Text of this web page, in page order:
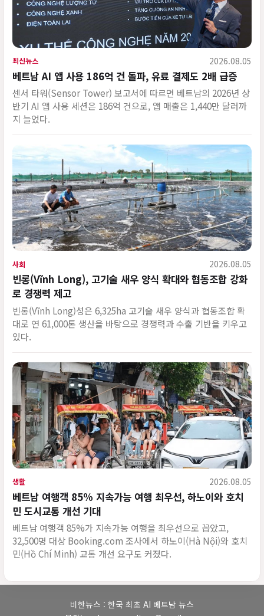
최신뉴스 2026.08.05
베트남 AI 앱 사용 186억 건 돌파, 유료 결제도 2배 급증
센서 타워(Sensor Tower) 보고서에 따르면 베트남의 2026년 상
반기 AI 앱 사용 세션은 186억 건으로, 앱 매출은 1,440만 달러까
지 늘었다.
사회 2026.08.05
빈롱(Vĩnh Long), 고기술 새우 양식 확대와 협동조합 강화
로 경쟁력 제고
빈롱(Vĩnh Long)성은 6,325ha 고기술 새우 양식과 협동조합 확
대로 연 61,000톤 생산을 바탕으로 경쟁력과 수출 기반을 키우고
있다.
생활 2026.08.05
베트남 여행객 85% 지속가능 여행 최우선, 하노이와 호치
민 도시교통 개선 기대
베트남 여행객 85%가 지속가능 여행을 최우선으로 꼽았고,
32,500명 대상 Booking.com 조사에서 하노이(Hà Nội)와 호치
민(Hồ Chí Minh) 교통 개선 요구도 커졌다.
비한뉴스 : 한국 최초 AI 베트남 뉴스